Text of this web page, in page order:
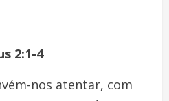
2:1-4
nos atentar, com